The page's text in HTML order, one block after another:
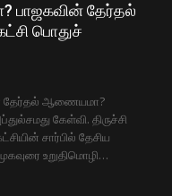
பாஜகவின் தேர்தல்
பொதுச்
தேர்தல் ஆணையமா?
கேள்வி. திருச்சி
சார்பில் தேசிய
உறுதிமொழி…